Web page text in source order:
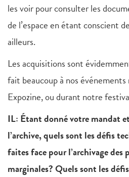
les voir pour consulter les
de l’espace en étant conscient
ailleurs.
Les acquisitions sont
fait beaucoup à nos
Expozine, ou durant notre
IL: Étant donné votre mandat
l’archive, quels sont les défis
faites face pour l’archivage
marginales? Quels sont les